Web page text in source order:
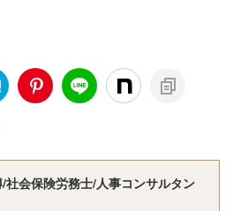
社会保険労務士/人事コンサルタン